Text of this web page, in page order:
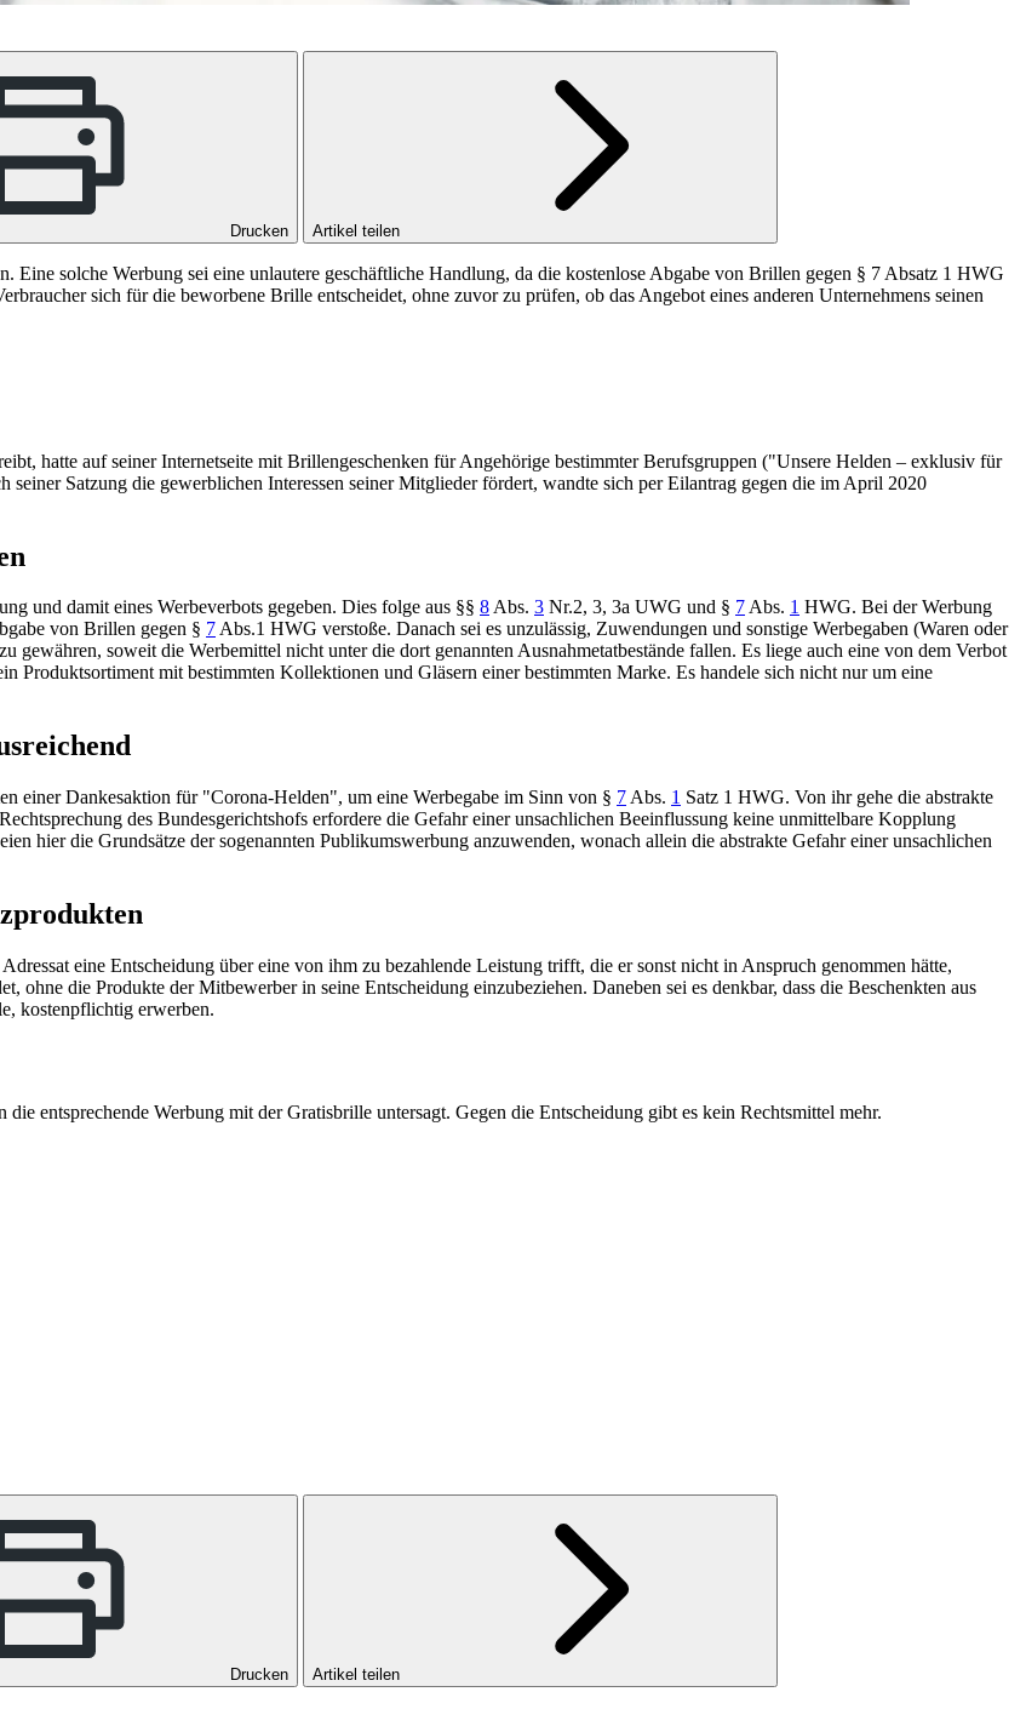
Drucken Artikel teilen
solche Werbung sei eine unlautere geschäftliche Handlung, da die kostenlose Abgabe von Brillen gegen § 7 Absatz 1 HWG
sich für die beworbene Brille entscheidet, ohne zuvor zu prüfen, ob das Angebot eines anderen Unternehmens seinen
hatte auf seiner Internetseite mit Brillengeschenken für Angehörige bestimmter Berufsgruppen ("Unsere Helden – exklusiv für
Satzung die gewerblichen Interessen seiner Mitglieder fördert, wandte sich per Eilantrag gegen die im April 2020
und damit eines Werbeverbots gegeben. Dies folge aus §§ 8Abs. 3 Nr.2, 3, 3a UWG und § 7Abs. 1 HWG. Bei der Werbung
von Brillen gegen § 7Abs.1 HWG verstoße. Danach sei es unzulässig, Zuwendungen und sonstige Werbegaben (Waren oder
soweit die Werbemittel nicht unter die dort genannten Ausnahmetatbestände fallen. Es liege auch eine von dem Verbot
Produktsortiment mit bestimmten Kollektionen und Gläsern einer bestimmten Marke. Es handele sich nicht nur um eine
einer Dankesaktion für "Corona-Helden", um eine Werbegabe im Sinn von § 7 Abs. 1 Satz 1 HWG. Von ihr gehe die abstrakte
des Bundesgerichtshofs erfordere die Gefahr einer unsachlichen Beeinflussung keine unmittelbare Kopplung
hier die Grundsätze der sogenannten Publikumswerbung anzuwenden, wonach allein die abstrakte Gefahr einer unsachlichen
eine Entscheidung über eine von ihm zu bezahlende Leistung trifft, die er sonst nicht in Anspruch genommen hätte,
ohne die Produkte der Mitbewerber in seine Entscheidung einzubeziehen. Daneben sei es denkbar, dass die Beschenkten aus
kostenpflichtig erwerben.
entsprechende Werbung mit der Gratisbrille untersagt. Gegen die Entscheidung gibt es kein Rechtsmittel mehr.
Drucken Artikel teilen